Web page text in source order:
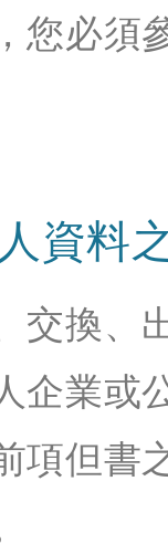
您必須
資料
交換、
企業或
項但書